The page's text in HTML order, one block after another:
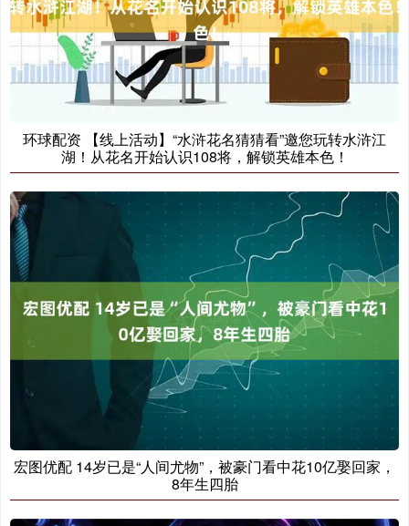
环球配资 【线上活动】“水浒花名猜猜看”邀您玩转水浒江
湖！从花名开始认识108将，解锁英雄本色！
宏图优配 14岁已是“人间尤物”，被豪门看中花10亿娶回家，
8年生四胎